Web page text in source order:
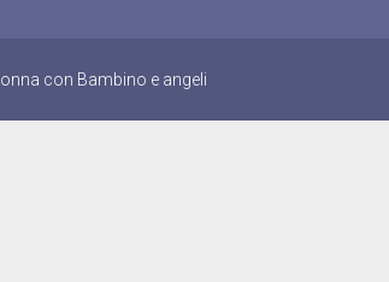
con Bambino e angeli